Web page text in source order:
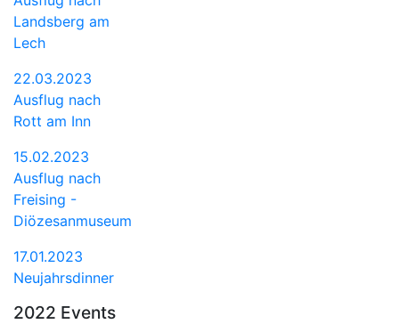
Landsberg am
Lech
22.03.2023
Ausflug nach
Rott am Inn
15.02.2023
Ausflug nach
Freising -
Diözesanmuseum
17.01.2023
Neujahrsdinner
2022 Events